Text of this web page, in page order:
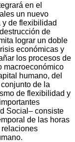
en el
un nuevo
de flexibilidad
de
lograr un doble
económicas y
los procesos de
macroeconómico
humano, del
de la
de flexibilidad y
Social– consiste
de las horas